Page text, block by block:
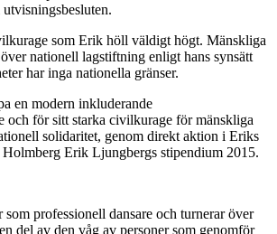
som Erik höll väldigt högt. Mänskliga
nationell lagstiftning enligt hans synsätt
har inga nationella gränser.
en modern inkluderande
och för sitt starka civilkurage för mänskliga
solidaritet, genom direkt aktion i Eriks
Holmberg Erik Ljungbergs stipendium 2015.
som professionell dansare och turnerar över
del av den våg av personer som genomför